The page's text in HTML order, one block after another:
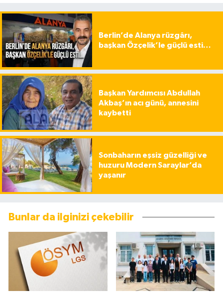
Berlin’de Alanya rüzgârı,
başkan Özçelik’le güçlü esti…
Başkan Yardımcısı Abdullah
Akbaş’ın acı günü, annesini
kaybetti
Sonbaharın eşsiz güzelliği ve
huzuru Modern Saraylar’da
yaşanır
Bunlar da ilginizi çekebilir